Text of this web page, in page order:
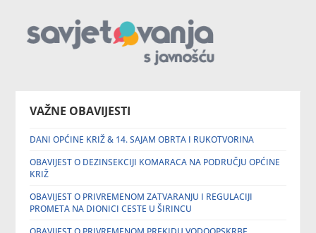
VAŽNE OBAVIJESTI
DANI OPĆINE KRIŽ & 14. SAJAM OBRTA I RUKOTVORINA
OBAVIJEST O DEZINSEKCIJI KOMARACA NA PODRUČJU OPĆINE
KRIŽ
OBAVIJEST O PRIVREMENOM ZATVARANJU I REGULACIJI
PROMETA NA DIONICI CESTE U ŠIRINCU